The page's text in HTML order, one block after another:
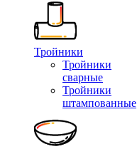
Тройники
Тройники
сварные
Тройники
штампованные